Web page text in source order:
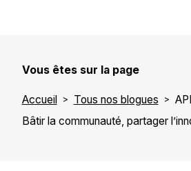
Vous êtes sur la page
Accueil Tous nos blogues
Bâtir la communauté, partager